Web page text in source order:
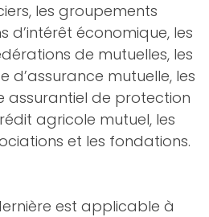
les groupements
d’intérêt économique, les
de mutuelles, les
d’assurance mutuelle, les
assurantiel de protection
agricole mutuel, les
et les fondations.
est applicable à